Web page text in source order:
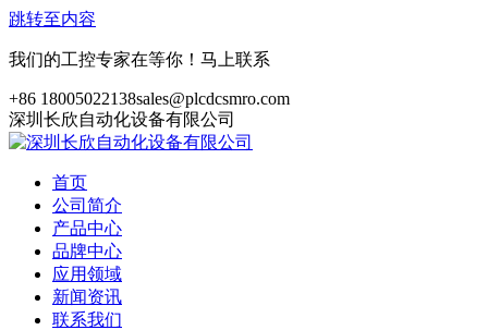
跳转至内容
我们的工控专家在等你！马上联系
+86 18005022138sales@plcdcsmro.com
深圳长欣自动化设备有限公司
首页
公司简介
产品中心
品牌中心
应用领域
新闻资讯
联系我们